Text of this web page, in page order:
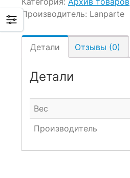
Производитель: Lanparte
Детали Отзывы (0)
Детали
Вес
Производитель